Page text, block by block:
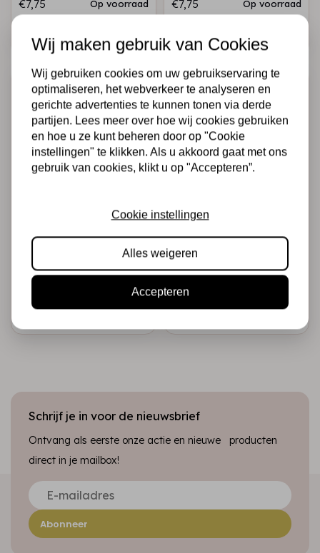
€7,75 Op voorraad €7,75 Op voorraad
Aurora flakes
€7,75
Snel toevoegen
COSMIC SHIMMER
Aurora flakes
Festive jewel
Op voorraad
Snel toevoegen
Schrijf je in voor de nieuwsbrief
Ontvang als eerste onze actie en nieuwe producten
direct in je mailbox!
Abonneer
Wij maken gebruik van Cookies
Wij gebruiken cookies om uw gebruikservaring te
optimaliseren, het webverkeer te analyseren en
gerichte advertenties te kunnen tonen via derde
partijen. Lees meer over hoe wij cookies gebruiken
en hoe u ze kunt beheren door op "Cookie
instellingen" te klikken. Als u akkoord gaat met ons
gebruik van cookies, klikt u op "Accepteren”.
Cookie instellingen
Alles weigeren
Accepteren